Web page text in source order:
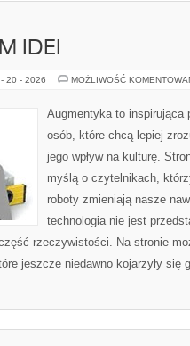
IDEI
20 - 2026 MOŻLIWOŚĆ
Augmentyka to inspirująca
osób, które chcą lepiej
jego wpływ na kulturę.
myślą o czytelnikach,
roboty zmieniają nasze
technologia nie jest
rzeczywistości. Na stronie
jeszcze niedawno kojarzyły się